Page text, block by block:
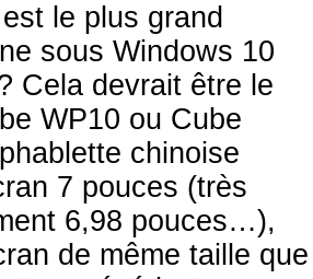
le plus grand
sous Windows 10
Cela devrait être le
WP10 ou Cube
chinoise
7 pouces (très
6,98 pouces…),
de même taille que